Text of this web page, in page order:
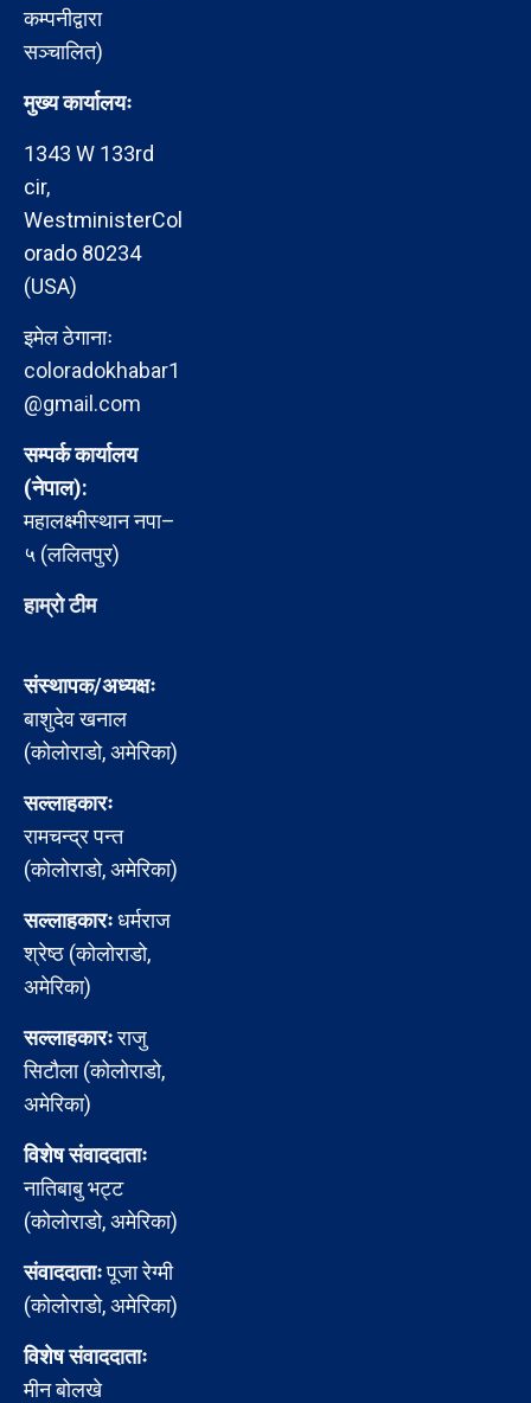
कम्पनीद्वारा
सञ्चालित)
मुख्य कार्यालयः
1343 W 133rd
cir,
WestministerCol
orado 80234
(USA)
इमेल ठेगानाः
coloradokhabar1
@gmail.com
सम्पर्क कार्यालय
(नेपाल):
महालक्ष्मीस्थान नपा–
५ (ललितपुर)
हाम्रो टीम
संस्थापक/अध्यक्षः
बाशुदेव खनाल
(कोलोराडो, अमेरिका)
सल्लाहकारः
रामचन्द्र पन्त
(कोलोराडो, अमेरिका)
सल्लाहकारःधर्मराज
श्रेष्ठ (कोलोराडो,
अमेरिका)
सल्लाहकारःराजु
सिटौला (कोलोराडो,
अमेरिका)
विशेष संवाददाताः
नातिबाबु भट्ट
(कोलोराडो, अमेरिका)
संवाददाताःपूजा रेग्मी
(कोलोराडो, अमेरिका)
विशेष संवाददाताः
मीन बोलखे